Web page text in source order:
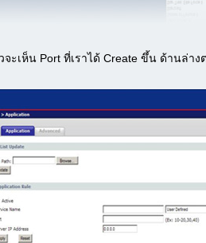
ะเห็น Port ที่เราได้ Create ขึ้น ด้านล่าง